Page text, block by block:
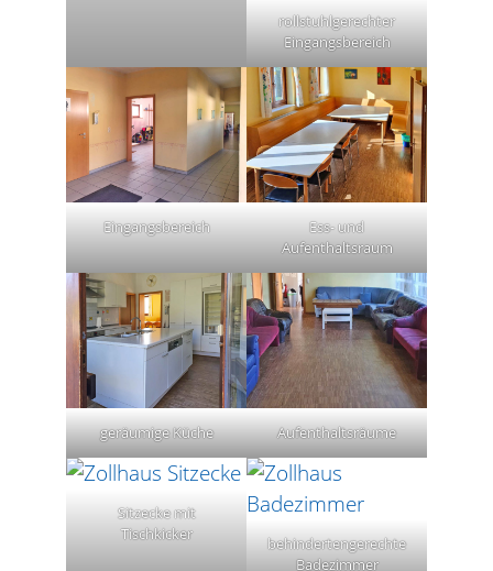
rollstuhlgerechter
Eingangsbereich
Eingangsbereich
Ess- und
Aufenthaltsraum
geräumige Küche Aufenthaltsräume
Sitzecke mit
Tischkicker
behindertengerechte
Badezimmer